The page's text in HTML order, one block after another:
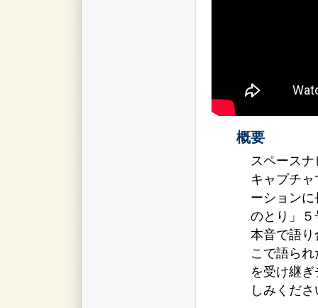
概要
スペース
キャプチ
ーション
のとり」
本音で語
こで語ら
を受け継
しみくだ